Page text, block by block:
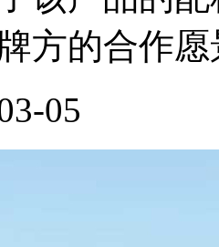
方的合作愿
05